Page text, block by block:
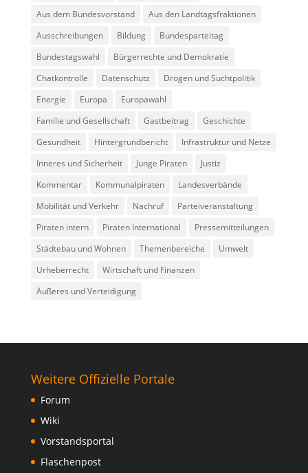
Aus dem Bundesvorstand
Aus den Landtagsfraktionen
Ausschreibungen
Bildung
Bundesparteitag
Bundestagswahl
Bürgerrechte und Demokratie
Chatkontrolle
Datenschutz
Drogen und Suchtpolitik
Energie
Europa
Europawahl
Familie und Gesellschaft
Gastbeitrag
Geschichte
Gesundheit
Hintergrundbericht
Infrastruktur und Netze
Inneres und Sicherheit
Junge Piraten
Justiz
Kommentar
Kommunalpiraten
Landesverbände
Mobilität und Verkehr
Nachruf
Parteiveranstaltung
Piraten intern
Piraten International
Pressemitteilungen
Städtebau und Wohnen
Themenbereiche
Umwelt
Urheberrecht
Wirtschaft und Finanzen
Äußeres und Verteidigung
Weitere Offizielle Portale
Forum
Wiki
Vorstandsportal
Flaschenpost